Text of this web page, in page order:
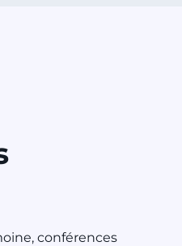
conférences